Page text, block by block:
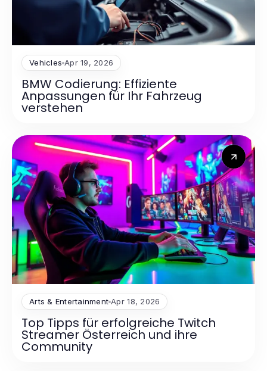
Vehicles Apr 19, 2026
BMW Codierung: Effiziente
Anpassungen für Ihr Fahrzeug
verstehen
Arts & Entertainment Apr 18, 2026
Top Tipps für erfolgreiche Twitch
Streamer Österreich und ihre
Community